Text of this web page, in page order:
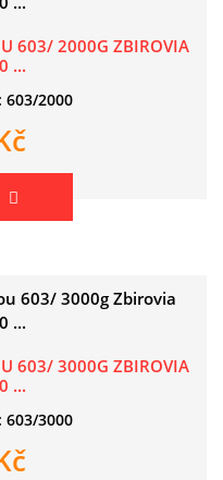
603/ 2000G ZBIROVIA
...
2000
603/ 3000G ZBIROVIA
...
3000